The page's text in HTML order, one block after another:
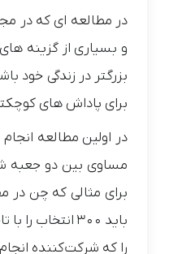
در مطالعه ای که در
و بسیاری از گزینه های
بزرگتر در زندگی خود
برای پاداش های
برای مثالی که چن در
باید 300
را که شرکت‌کننده